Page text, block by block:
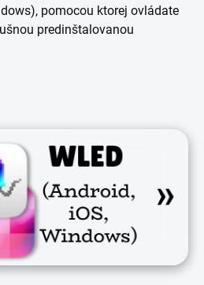
pomocou ktorej ovládate
predinštalovanou